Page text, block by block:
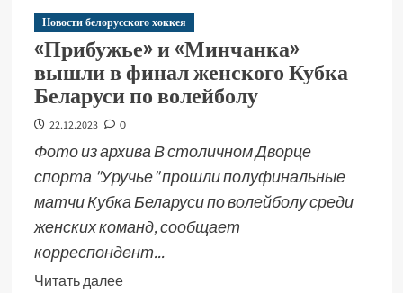
Новости белорусского хоккея
«Прибужье» и «Минчанка»
вышли в финал женского Кубка
Беларуси по волейболу
22.12.2023 0
Фото из архива В столичном Дворце
спорта "Уручье" прошли полуфинальные
матчи Кубка Беларуси по волейболу среди
женских команд, сообщает
корреспондент...
Читать далее